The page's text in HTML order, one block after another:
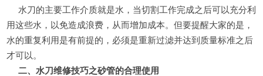
水刀的主要工作介质就是水，当切割工作完成之后可以充分利
用这些水，以免造成浪费，从而增加成本。但要提醒大家的是，
水的重复利用是有前提的，必须是重新过滤并达到质量标准之后
才可以。
二、水刀维修技巧之砂管的合理使用